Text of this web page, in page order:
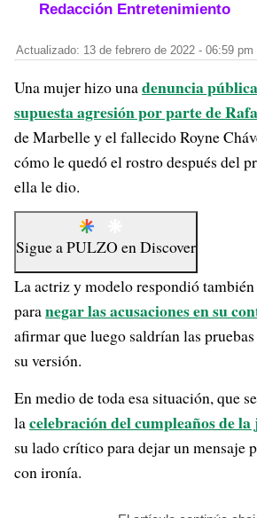
Redacción Entretenimiento
Actualizado: 13 de febrero de 2022 - 06:59 pm
Una mujer hizo unadenuncia
supuesta agresión por parte de
de Marbelle y el fallecido Royne
cómo le quedó el rostro después del
ella le dio.
Sigue aPULZO enDiscover
La actriz y modelo respondió también
paranegar las acusaciones en su
afirmar que luego saldrían las
su versión.
En medio de toda esa situación, que
lacelebración del cumpleaños de la
su lado crítico para dejar un mensaje
con ironía.